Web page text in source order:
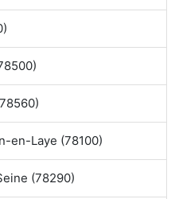
en-Laye (78100)
(78290)